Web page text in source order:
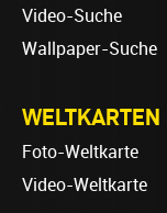
Video-Suche
Wallpaper-Suche
WELTKARTEN
Foto-Weltkarte
Video-Weltkarte